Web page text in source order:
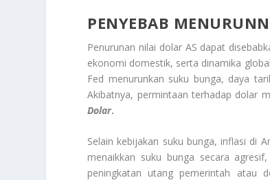
PENYEBAB
Penurunan nilai dolar AS dapat
ekonomi domestik, serta dinamika
Fed menurunkan suku bunga, daya
Akibatnya, permintaan terhadap dolar
Dolar.
Selain kebijakan suku bunga, inflasi di
menaikkan suku bunga secara
peningkatan utang pemerintah atau